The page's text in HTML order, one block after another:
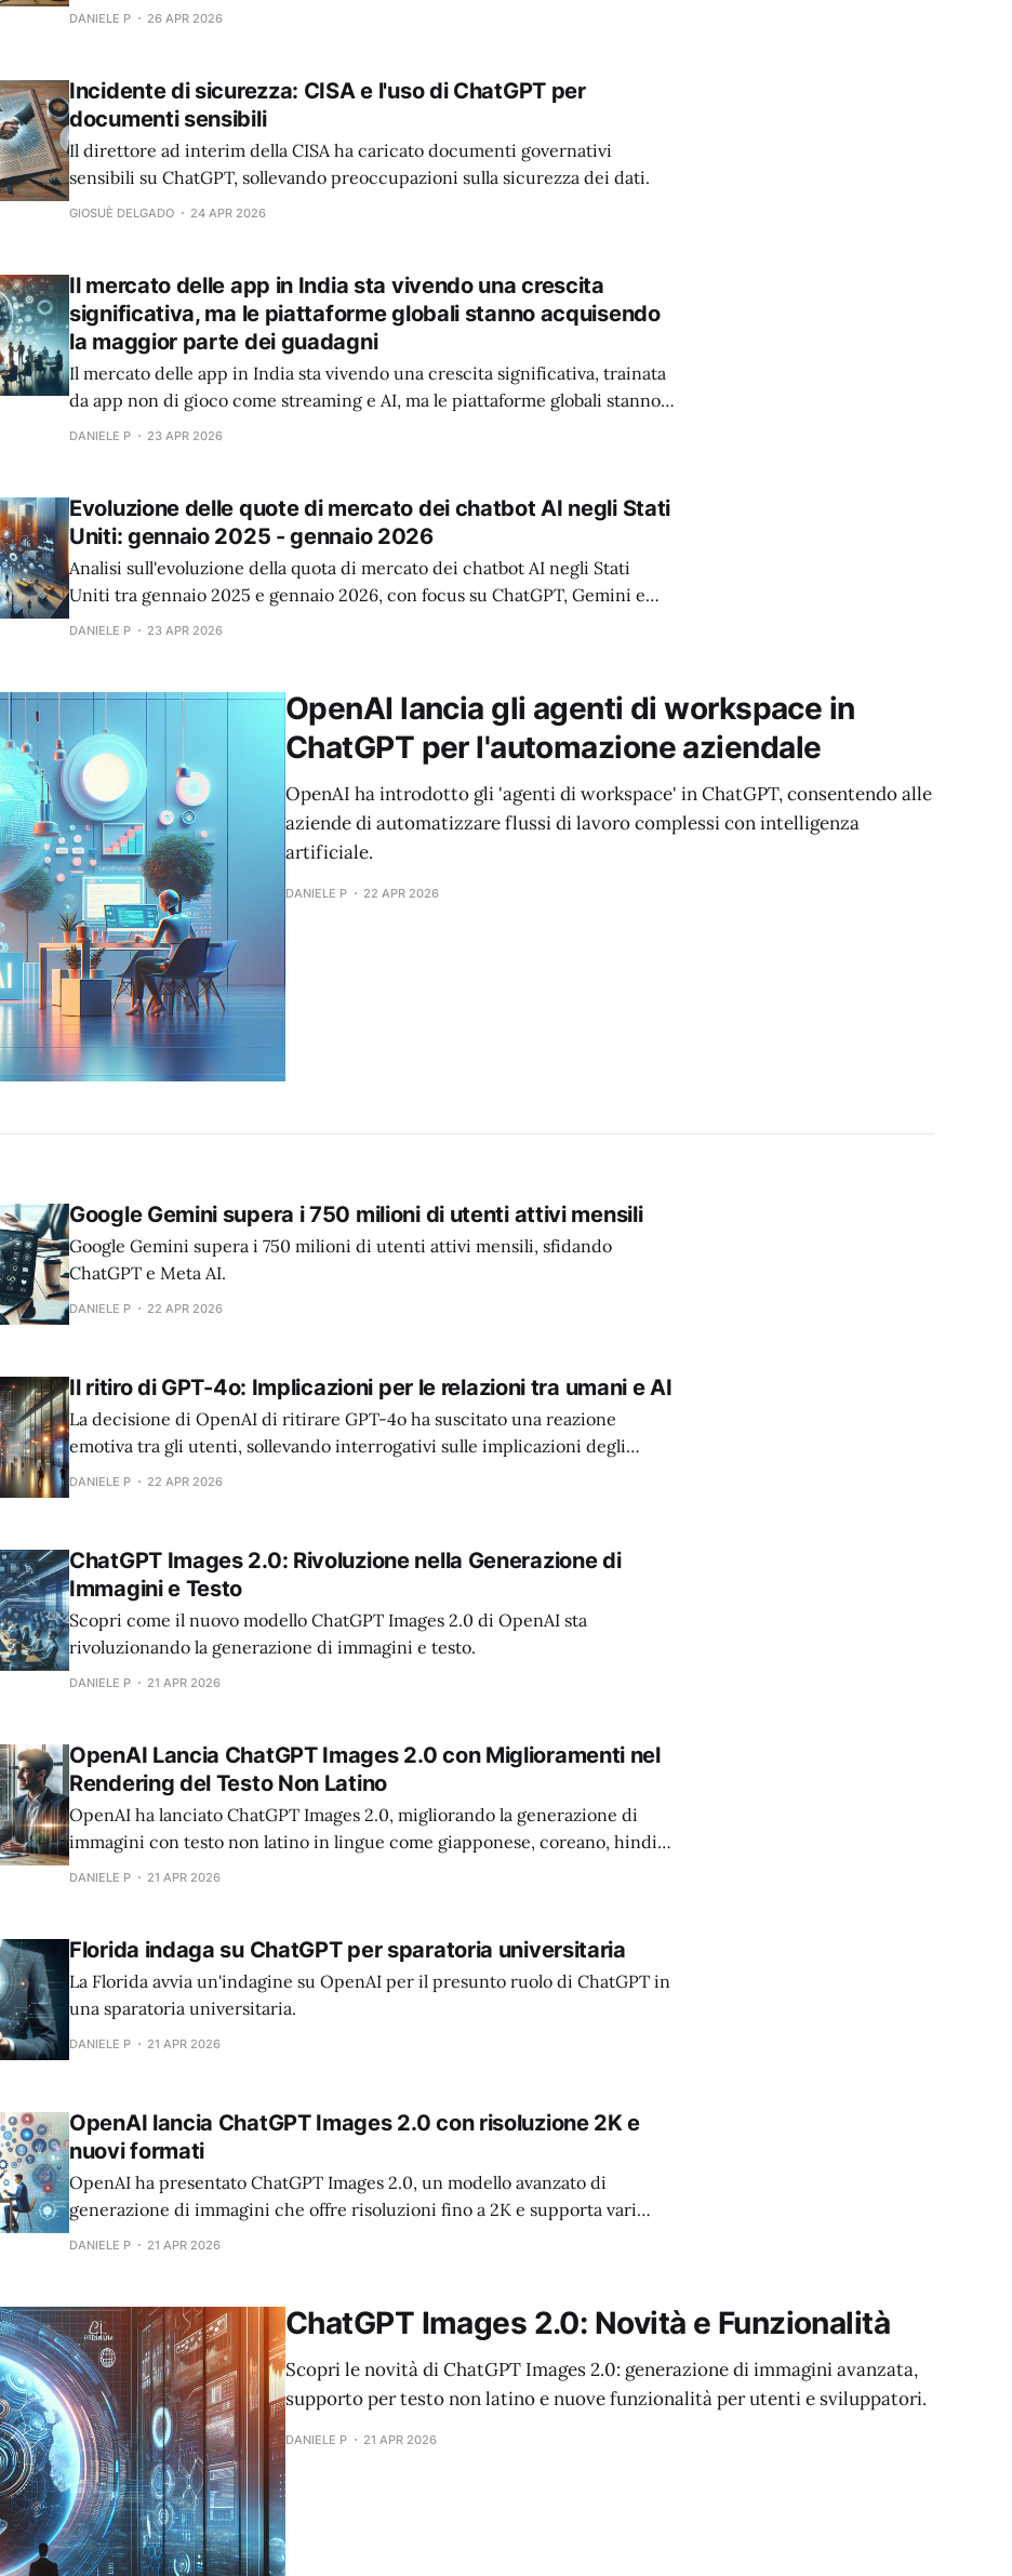
DANIELE P 26 APR 2026
Incidente di sicurezza: CISA e l'uso di ChatGPT per
documenti sensibili
Il direttore ad interim della CISA ha caricato documenti governativi
sensibili su ChatGPT, sollevando preoccupazioni sulla sicurezza dei dati.
GIOSUÈ DELGADO 24 APR 2026
Il mercato delle app in India sta vivendo una crescita
significativa, ma le piattaforme globali stanno acquisendo
la maggior parte dei guadagni
Il mercato delle app in India sta vivendo una crescita significativa, trainata
da app non di gioco come streaming e AI, ma le piattaforme globali stanno
acquisendo la maggior parte dei guadagni.
DANIELE P 23 APR 2026
Evoluzione delle quote di mercato dei chatbot AI negli Stati
Uniti: gennaio 2025 - gennaio 2026
Analisi sull'evoluzione della quota di mercato dei chatbot AI negli Stati
Uniti tra gennaio 2025 e gennaio 2026, con focus su ChatGPT, Gemini e
Grok.
DANIELE P 23 APR 2026
OpenAI lancia gli agenti di workspace in
ChatGPT per l'automazione aziendale
OpenAI ha introdotto gli 'agenti di workspace' in ChatGPT, consentendo alle
aziende di automatizzare flussi di lavoro complessi con intelligenza
artificiale.
DANIELE P 22 APR 2026
Google Gemini supera i 750 milioni di utenti attivi mensili
Google Gemini supera i 750 milioni di utenti attivi mensili, sfidando
ChatGPT e Meta AI.
DANIELE P 22 APR 2026
Il ritiro di GPT-4o: Implicazioni per le relazioni tra umani e AI
La decisione di OpenAI di ritirare GPT-4o ha suscitato una reazione
emotiva tra gli utenti, sollevando interrogativi sulle implicazioni degli
assistenti AI nelle relazioni umane.
DANIELE P 22 APR 2026
ChatGPT Images 2.0: Rivoluzione nella Generazione di
Immagini e Testo
Scopri come il nuovo modello ChatGPT Images 2.0 di OpenAI sta
rivoluzionando la generazione di immagini e testo.
DANIELE P 21 APR 2026
OpenAI Lancia ChatGPT Images 2.0 con Miglioramenti nel
Rendering del Testo Non Latino
OpenAI ha lanciato ChatGPT Images 2.0, migliorando la generazione di
immagini con testo non latino in lingue come giapponese, coreano, hindi e
bengalese.
DANIELE P 21 APR 2026
Florida indaga su ChatGPT per sparatoria universitaria
La Florida avvia un'indagine su OpenAI per il presunto ruolo di ChatGPT in
una sparatoria universitaria.
DANIELE P 21 APR 2026
OpenAI lancia ChatGPT Images 2.0 con risoluzione 2K e
nuovi formati
OpenAI ha presentato ChatGPT Images 2.0, un modello avanzato di
generazione di immagini che offre risoluzioni fino a 2K e supporta vari
rapporti d'aspetto.
DANIELE P 21 APR 2026
ChatGPT Images 2.0: Novità e Funzionalità
Scopri le novità di ChatGPT Images 2.0: generazione di immagini avanzata,
supporto per testo non latino e nuove funzionalità per utenti e sviluppatori.
DANIELE P 21 APR 2026